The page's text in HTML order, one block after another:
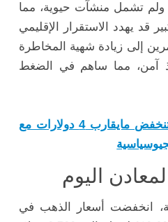
ولم تشمل منشآت حيوية، مما
قد يهدد الاستقرار الإقليمي
إلى زيادة شهية المخاطرة
آمن، مما ساهم في الضغط
أسعار النفط تنخفض مايقارب 4 دولارات مع
اليوم
انخفضت أسعار الذهب في